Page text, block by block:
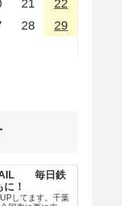
21
22
28
29
毎日鉄
！
してます。千葉